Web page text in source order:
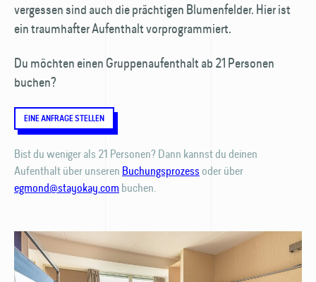
vergessen sind auch die prächtigen Blumen­felder. Hier ist
ein traumhafter Aufenthalt vorprogrammiert.
Du möchten einen Gruppen­­aufenthalt ab 21 Personen
buchen?
EINE ANFRAGE STELLEN
Bist du weniger als 21 Personen? Dann kannst du deinen
Aufenthalt über unseren Buchungsprozess oder über
egmond@stayokay.com buchen.